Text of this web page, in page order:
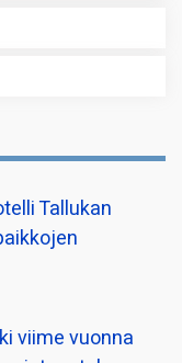
Tallukan
viime vuonna